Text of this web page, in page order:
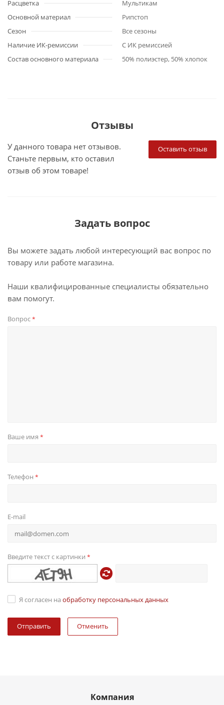
Расцветка
Мультикам
Основной материал
Рипстоп
Сезон
Все сезоны
Наличие ИК-ремиссии
С ИК ремиссией
Состав основного материала
50% полиэстер, 50% хлопок
Отзывы
Оставить отзыв
У данного товара нет отзывов.
Станьте первым, кто оставил
отзыв об этом товаре!
Задать вопрос
Вы можете задать любой интересующий вас вопрос по
товару или работе магазина.
Наши квалифицированные специалисты обязательно
вам помогут.
Вопрос*
Ваше имя *
Телефон *
E-mail
Введите текст с картинки *
Я согласен на обработку персональных данных
Отменить
Компания